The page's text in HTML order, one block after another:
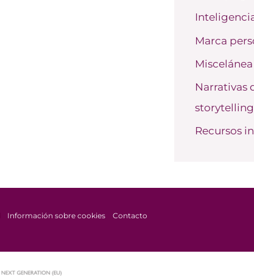
Marca
Miscelánea
Narrativas
storytelling
Recursos
Información sobre cookies Contacto